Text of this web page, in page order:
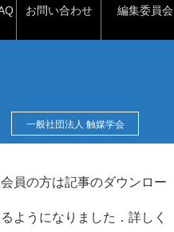
お問い合わせ 編集委員会
一般社団法人 触媒学会
員の方は記事のダウンロー
ようになりました．詳しく